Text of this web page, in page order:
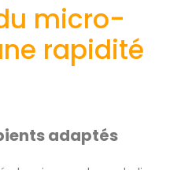
micro-
rapidité
adaptés